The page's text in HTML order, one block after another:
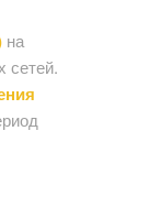
на
сетей.